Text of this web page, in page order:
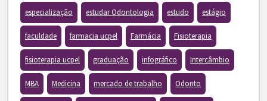
especialização estudar Odontologia estudo estágio
faculdade farmacia ucpel Farmácia Fisioterapia
fisioterapia ucpel graduação infográfico Intercâmbio
MBA Medicina mercado de trabalho Odonto